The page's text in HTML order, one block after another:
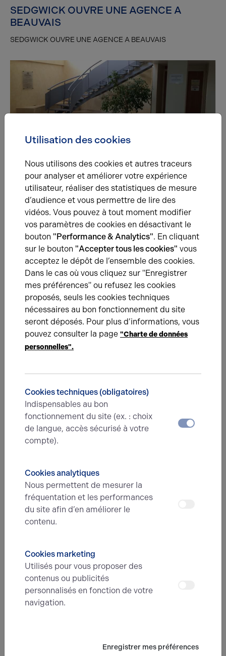
SEDGWICK OUVRE UNE AGENCE A
BEAUVAIS
SEDGWICK OUVRE UNE AGENCE A BEAUVAIS
DR BOHBOT-MEDIONI DÉMÉNAGE AU
PÔLE DE RADIOLOGIE DE CHAMANT
DR BOHBOT-MEDIONI DÉMÉNAGE AU PÔLE DE
RADIOLOGIE DE CHAMANT
08.08.2022 EXPÉRIENCES CLIENTS
LA COMMUNAUTÉ DE COMMUNES DE
L'AIRE CANTILIENNE DÉMÉNAGE DANS
DÉMÉNAGE DANS DES NOUVEAUX BUREAUX
08.08.2022 EXPÉRIENCES CLIENTS
ASS FORMATION ACTION SOCIALE
LOCAL
ASS FORMATION ACTION SOCIALE ÉCURIE DE COURSES
PREND A BAIL UN LOCAL
Utilisation des cookies
Nous utilisons des cookies et autres traceurs
pour analyser et améliorer votre expérience
utilisateur, réaliser des statistiques de mesure
d’audience et vous permettre de lire des
vidéos. Vous pouvez à tout moment modifier
vos paramètres de cookies en désactivant le
bouton "Performance & Analytics". En cliquant
sur le bouton "Accepter tous les cookies" vous
acceptez le dépôt de l’ensemble des cookies.
Dans le cas où vous cliquez sur "Enregistrer
mes préférences" ou refusez les cookies
proposés, seuls les cookies techniques
nécessaires au bon fonctionnement du site
seront déposés. Pour plus d’informations, vous
pouvez consulter la page "Charte de données
personnelles".
Cookies techniques (obligatoires)
Indispensables au bon
fonctionnement du site (ex. : choix
de langue, accès sécurisé à votre
compte).
Cookies analytiques
Nous permettent de mesurer la
fréquentation et les performances
du site afin d’en améliorer le
contenu.
Cookies marketing
Utilisés pour vous proposer des
contenus ou publicités
personnalisés en fonction de votre
navigation.
Enregistrer mes préférences